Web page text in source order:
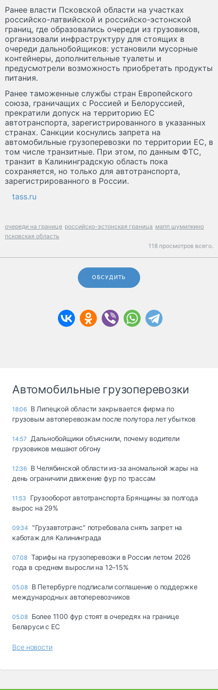
Ранее власти Псковской области на участках
российско-латвийской и российско-эстонской
границ, где образовались очереди из грузовиков,
организовали инфраструктуру для стоящих в
очереди дальнобойщиков: установили мусорные
контейнеры, дополнительные туалеты и
предусмотрели возможность приобретать продукты
питания.
Ранее таможенные службы стран Европейского
союза, граничащих с Россией и Белоруссией,
прекратили допуск на территорию ЕС
автотранспорта, зарегистрированного в указанных
странах. Санкции коснулись запрета на
автомобильные грузоперевозки по территории ЕС, в
том числе транзитные. При этом, по данным ФТС,
транзит в Калининградскую область пока
сохраняется, но только для автотранспорта,
зарегистрированного в России.
tass.ru
очереди на границе российско-эстонская граница мапп шумилкино
псковская область
118 просмотров всего.
ОБСУДИТЬ
Автомобильные грузоперевозки
18:06 В Липецкой области закрывается фирма по
грузовым автоперевозкам после полутора лет убытков
14:57
Дальнобойщики объяснили, почему водители
грузовиков мешают обгону
12:36 В Челябинской области из-за аномальной жары на
день ограничили движение фур по трассам
11:53
Грузооборот автотранспорта Брянщины за полгода
вырос на 29%
09:34
"Грузавтотранс" потребовала снять запрет на
каботаж для Калининграда
07.08 Тарифы на грузоперевозки в России летом 2026
года в среднем выросли на 12–15%
05.08 В Петербурге подписали соглашение о поддержке
международных автоперевозчиков
05.08 Более 1100 фур стоят в очередях на границе
Беларуси с ЕС
Все новости